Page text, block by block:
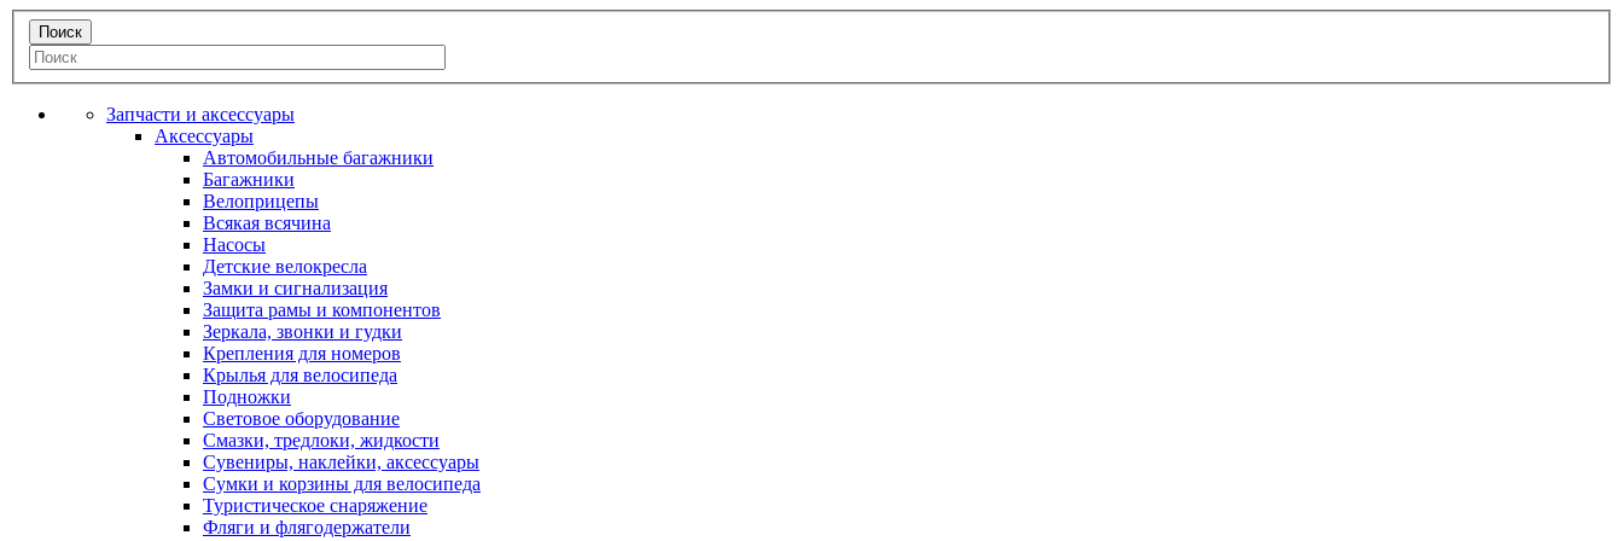
Запчасти и аксессуары
Аксессуары
Автомобильные багажники
Багажники
Велоприцепы
Всякая всячина
Насосы
Детские велокресла
Замки и сигнализация
Защита рамы и компонентов
Зеркала, звонки и гудки
Крепления для номеров
Крылья для велосипеда
Подножки
Световое оборудование
Смазки, тредлоки, жидкости
Сувениры, наклейки, аксессуары
Сумки и корзины для велосипеда
Туристическое снаряжение
Фляги и флягодержатели